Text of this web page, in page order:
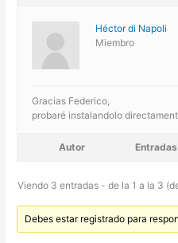
Héctor di Napoli
Miembro
Gracias Federico,
probaré instalandolo
Autor Entradas
Viendo 3 entradas - de la 1 a la 3
Debes estar registrado para